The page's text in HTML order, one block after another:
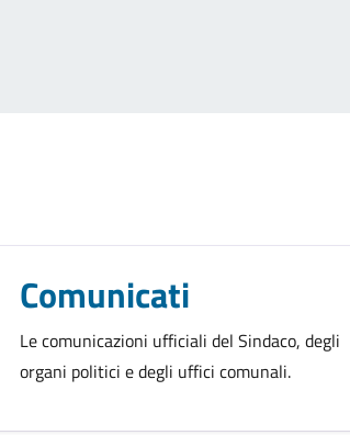
Comunicati
Le comunicazioni ufficiali del Sindaco, degli
organi politici e degli uffici comunali.